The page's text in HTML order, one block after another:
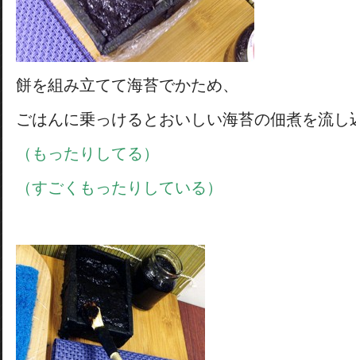
餅を組み立てて海苔でかため、
ごはんに乗っけるとおいしい海苔の佃煮を流し
（もったりしてる）
（すごくもったりしている）